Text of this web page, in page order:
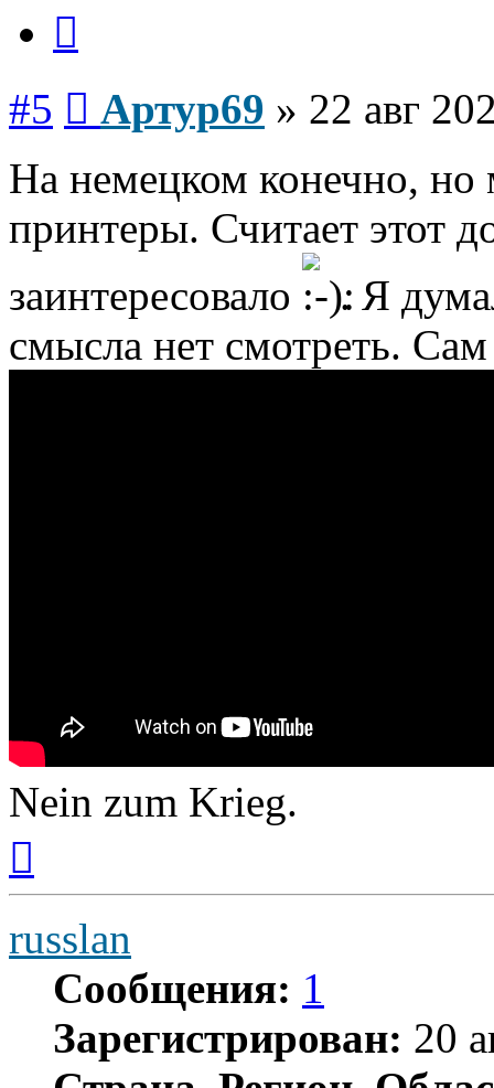
#5 Артур69 » 22 авг
На немецком конечно, но
принтеры. Считает этот
заинтересовало
. Я
смысла нет смотреть.
Nein zum Krieg.
началу
russlan
Сообщения: 1
Зарегистрирован: 20